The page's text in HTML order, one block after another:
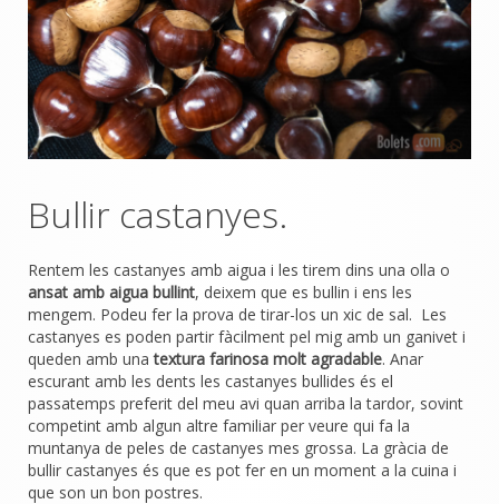
Bullir castanyes.
Rentem les castanyes amb aigua i les tirem dins una olla o
ansat amb aigua bullint, deixem que es bullin i ens les
mengem. Podeu fer la prova de tirar-los un xic de sal. Les
castanyes es poden partir fàcilment pel mig amb un ganivet i
queden amb unatextura farinosa molt agradable. Anar
escurant amb les dents les castanyes bullides és el
passatemps preferit del meu avi quan arriba la tardor, sovint
competint amb algun altre familiar per veure qui fa la
muntanya de peles de castanyes mes grossa. La gràcia de
bullir castanyes és que es pot fer en un moment a la cuina i
que son un bon postres.